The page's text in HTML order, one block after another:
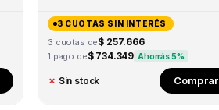
3 CUOTAS SIN INTERÉS
3 cuotas de$ 257.666
1 pago de$ 734.349 Ahorrás 5%
✗ Sin stock Comprar